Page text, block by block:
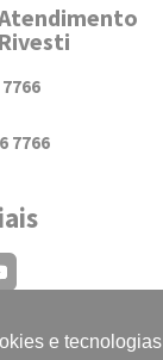
7766
e tecnologias